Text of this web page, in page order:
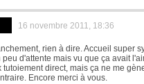
16 novembre 2011, 18:36
rien à dire. Accueil super
peu d'attente mais vu que ça avait
tutoiement direct, mais ça ne me
Encore merci à vous.